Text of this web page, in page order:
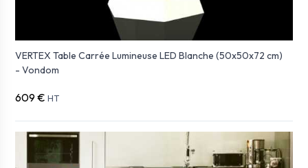
VERTEX Table Carrée Lumineuse LED Blanche (50x50x72 cm)
- Vondom
609 € HT